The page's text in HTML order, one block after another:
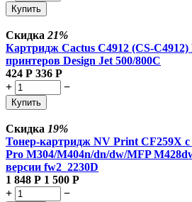
Купить
Скидка 21%
Картридж Cactus C4912 (CS-
принтеров Design Jet 500/800C
424 Р 336 Р
+
−
Купить
Скидка 19%
Тонер-картридж NV Print CF259X
Pro M304/M404n/dn/dw/MFP
версии fw2_2230D
1 848 Р 1 500 Р
+
−